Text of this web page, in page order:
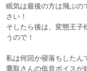
眠気は最後の方は飛ぶの
さい！
そしたら後は、変態王子
うので！
私は何回か寝落ちしたん
鷹取さんの低音ボイスが